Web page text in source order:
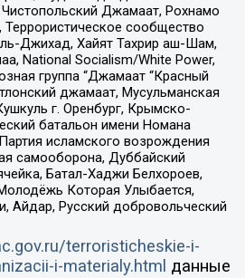
Джамаат, Рохнамо
Террористическое сообщество
Джихад, Хайят Тахрир аш-Шам,
National Socialism/White Power,
группа “Джамаат “Красный
джамаат, Мусульманская
г. Оренбург, Крымско-
батальон имени Номана
исламского возрождения
самооборона, Дуббайский
Батал-Хаджи Белхороев,
Которая Улыбается,
Айдар, Русский добровольческий
terroristicheskie-i-
i-materialy.html данные